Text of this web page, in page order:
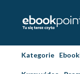
Kategorie